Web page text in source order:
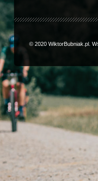
© 2020 WiktorBubniak.pl.